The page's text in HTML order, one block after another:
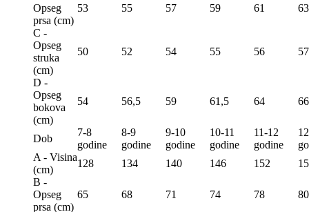
Opseg
prsa (сm)
53 55 57 59 61 63
C -
Opseg
struka
(сm)
50 52 54 55 56 57
D -
Opseg
bokova
(сm)
54 56,5 59 61,5 64 66
Dob
7-8
godine
8-9
godine
9-10
godine
10-11
godine
11-12
godine
A - Visina
(сm)
128 134 140 146 152
B -
Opseg
prsa (сm)
65 68 71 74 78 80